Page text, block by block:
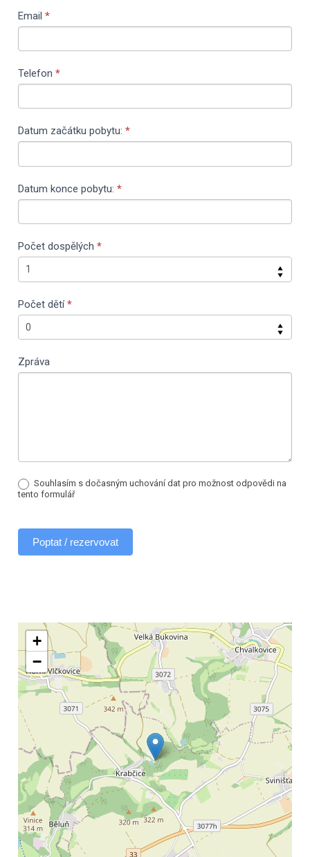
Email *
Telefon *
Datum začátku pobytu: *
Datum konce pobytu: *
Počet dospělých *
Počet dětí*
Zpráva
Souhlasím s dočasným uchování dat pro možnost odpovědi na
tento formulář
Poptat / rezervovat
leave
this
+
−